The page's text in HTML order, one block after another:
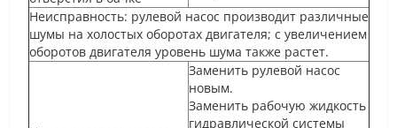
Неисправность: рулевой насос производит различные
шумы на холостых оборотах двигателя; с увеличением
оборотов двигателя уровень шума также растет.
Заменить рулевой насос
новым.
Заменить рабочую жидкость
гидравлической системы